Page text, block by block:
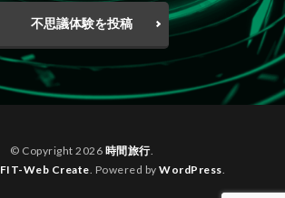
不思議体験を投稿
© Copyright 2026 時間旅行.
FIT-Web Create . Powered byWordPress